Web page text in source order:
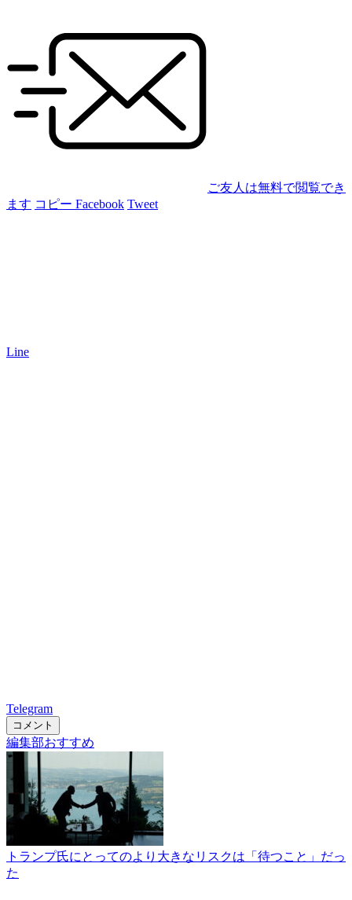
ご友人は無料で閲覧でき
ます コピー Facebook Tweet
Line
Telegram
コメント
編集部おすすめ
トランプ氏にとってのより大きなリスクは「待つこと」だっ
た